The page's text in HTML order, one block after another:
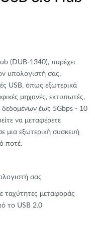
(DUB-1340), παρέχει
υπολογιστή σας,
USB, όπως εξωτερικά
μηχανές, εκτυπωτές,
έως 5Gbps - 10
να μεταφέρετε
μια εξωτερική συσκευή
ποτέ.
σας
ταχύτητες μεταφοράς
το USB 2.0